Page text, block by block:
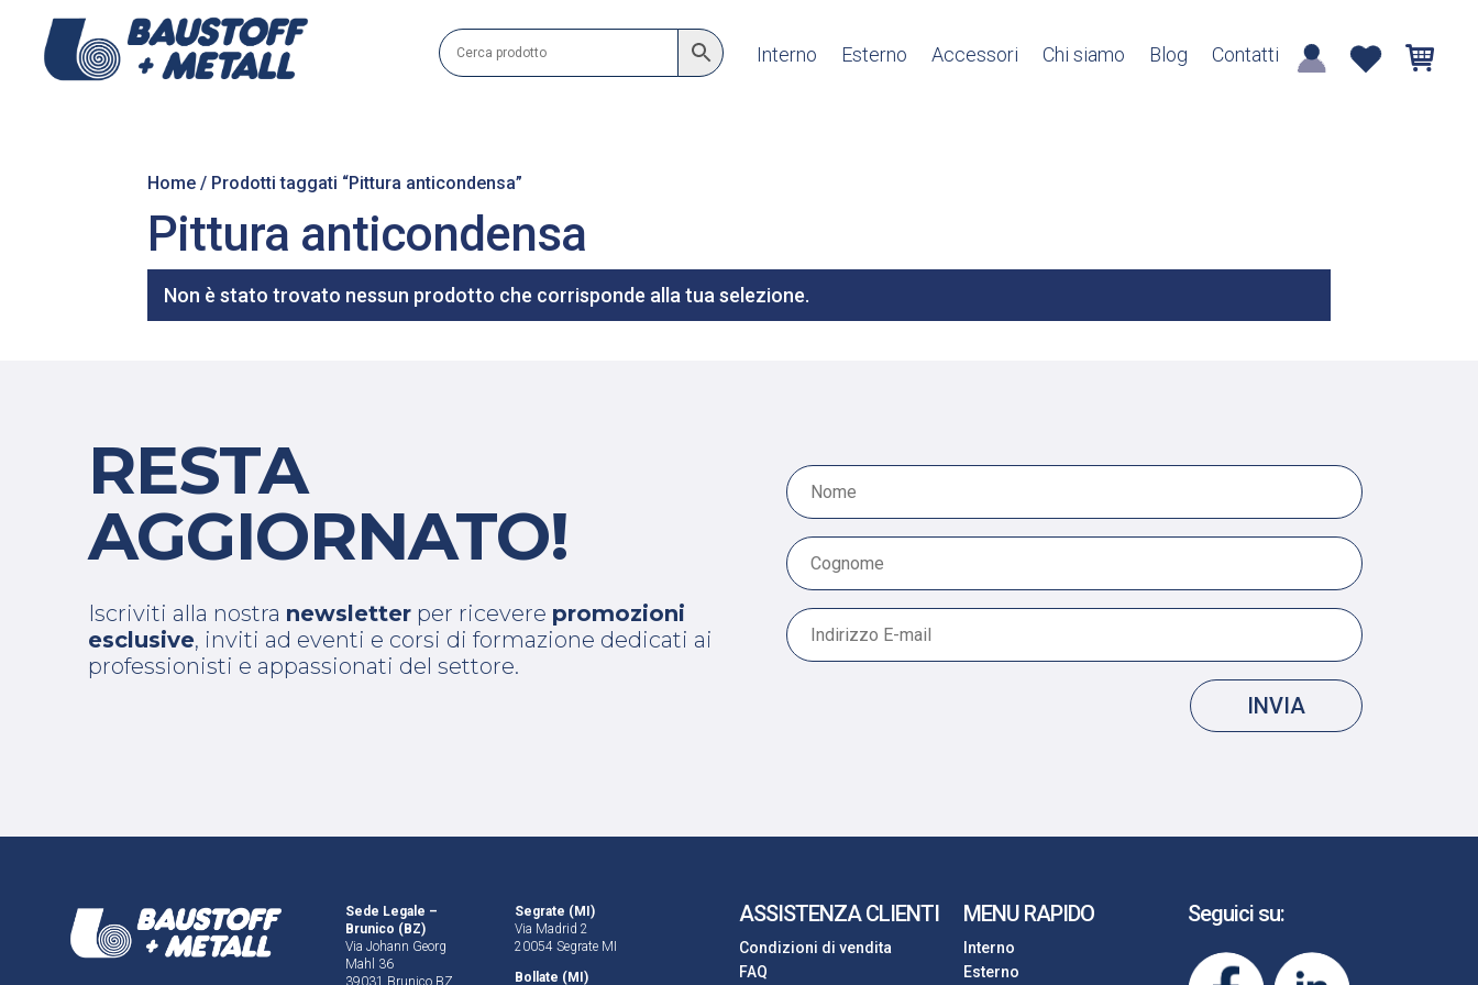
Interno Esterno Accessori Chi siamo Blog Contatti
Home / Prodotti taggati “Pittura anticondensa”
Pittura anticondensa
Non è stato trovato nessun prodotto che corrisponde alla tua selezione.
RESTA
AGGIORNATO!
Iscriviti alla nostra newsletter per ricevere promozioni
esclusive, inviti ad eventi e corsi di formazione dedicati ai
professionisti e appassionati del settore.
INVIA
Sede Legale –
Brunico (BZ)
Via Johann Georg
Mahl 36
39031 Brunico BZ
Segrate (MI)
Via Madrid 2
20054 Segrate MI
Bollate (MI)
ASSISTENZA CLIENTI
Condizioni di vendita
FAQ
MENU RAPIDO
Interno
Esterno
Seguici su: